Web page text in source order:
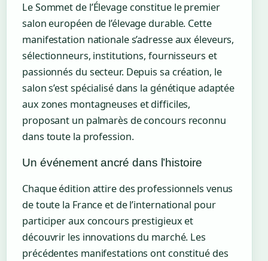
Le Sommet de l’Élevage constitue le premier
salon européen de l’élevage durable. Cette
manifestation nationale s’adresse aux éleveurs,
sélectionneurs, institutions, fournisseurs et
passionnés du secteur. Depuis sa création, le
salon s’est spécialisé dans la génétique adaptée
aux zones montagneuses et difficiles,
proposant un palmarès de concours reconnu
dans toute la profession.
Un événement ancré dans l’histoire
Chaque édition attire des professionnels venus
de toute la France et de l’international pour
participer aux concours prestigieux et
découvrir les innovations du marché. Les
précédentes manifestations ont constitué des